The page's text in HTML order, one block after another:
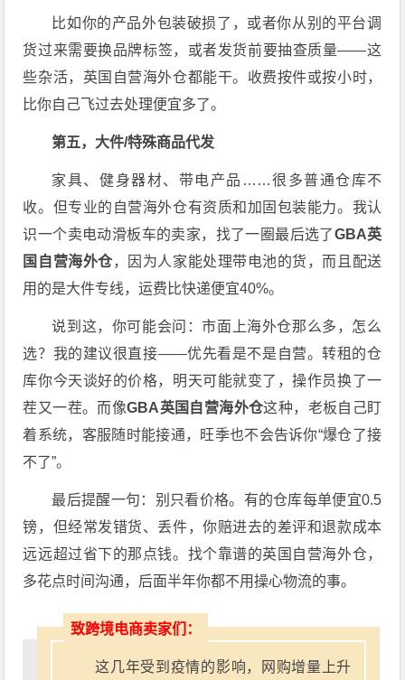
比如你的产品外包装破损了，或者你从别的平台调
货过来需要换品牌标签，或者发货前要抽查质量——这
些杂活，英国自营海外仓都能干。收费按件或按小时，
比你自己飞过去处理便宜多了。
第五，大件/特殊商品代发
家具、健身器材、带电产品……很多普通仓库不
收。但专业的自营海外仓有资质和加固包装能力。我认
识一个卖电动滑板车的卖家，找了一圈最后选了GBA英
国自营海外仓，因为人家能处理带电池的货，而且配送
用的是大件专线，运费比快递便宜40%。
说到这，你可能会问：市面上海外仓那么多，怎么
选？我的建议很直接——优先看是不是自营。转租的仓
库你今天谈好的价格，明天可能就变了，操作员换了一
茬又一茬。而像GBA英国自营海外仓这种，老板自己盯
着系统，客服随时能接通，旺季也不会告诉你“爆仓了接
不了”。
最后提醒一句：别只看价格。有的仓库每单便宜0.5
镑，但经常发错货、丢件，你赔进去的差评和退款成本
远远超过省下的那点钱。找个靠谱的英国自营海外仓，
多花点时间沟通，后面半年你都不用操心物流的事。
致跨境电商卖家们：
这几年受到疫情的影响，网购增量上升